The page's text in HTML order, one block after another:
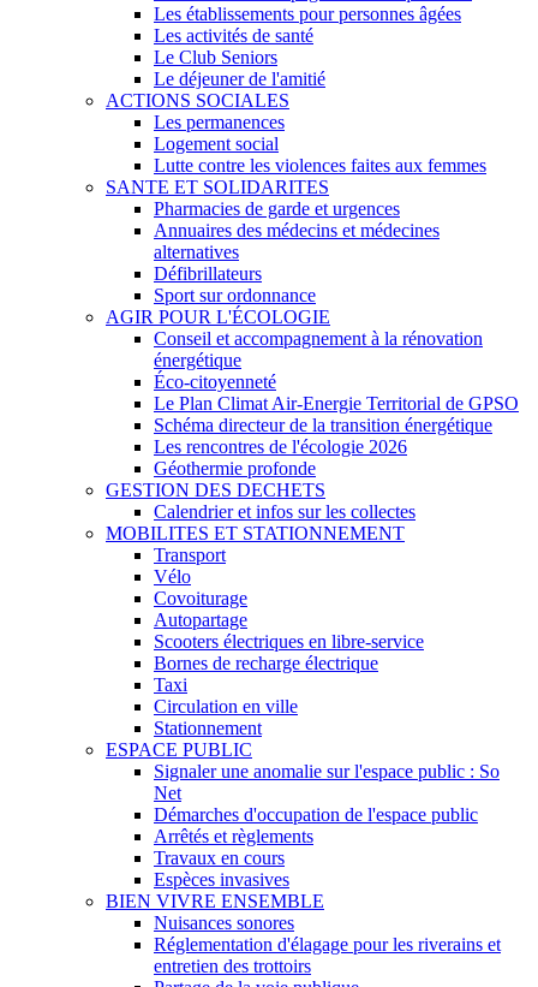
Les établissements pour personnes âgées
Les activités de santé
Le Club Seniors
Le déjeuner de l'amitié
ACTIONS SOCIALES
Les permanences
Logement social
Lutte contre les violences faites aux femmes
SANTE ET SOLIDARITES
Pharmacies de garde et urgences
Annuaires des médecins et médecines
alternatives
Défibrillateurs
Sport sur ordonnance
AGIR POUR L'ÉCOLOGIE
Conseil et accompagnement à la rénovation
énergétique
Éco-citoyenneté
Le Plan Climat Air-Energie Territorial de GPSO
Schéma directeur de la transition énergétique
Les rencontres de l'écologie 2026
Géothermie profonde
GESTION DES DECHETS
Calendrier et infos sur les collectes
MOBILITES ET STATIONNEMENT
Transport
Vélo
Covoiturage
Autopartage
Scooters électriques en libre-service
Bornes de recharge électrique
Taxi
Circulation en ville
Stationnement
ESPACE PUBLIC
Signaler une anomalie sur l'espace public : So
Net
Démarches d'occupation de l'espace public
Arrêtés et règlements
Travaux en cours
Espèces invasives
BIEN VIVRE ENSEMBLE
Nuisances sonores
Réglementation d'élagage pour les riverains et
entretien des trottoirs